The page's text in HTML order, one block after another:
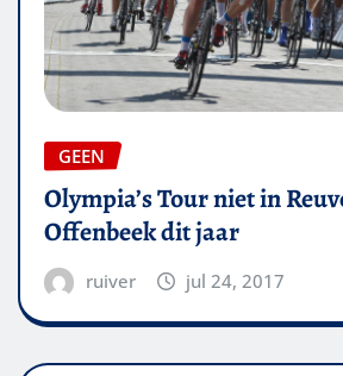
GEEN
Olympia’s Tour niet in
Offenbeek dit jaar
ruiver jul 24, 2017